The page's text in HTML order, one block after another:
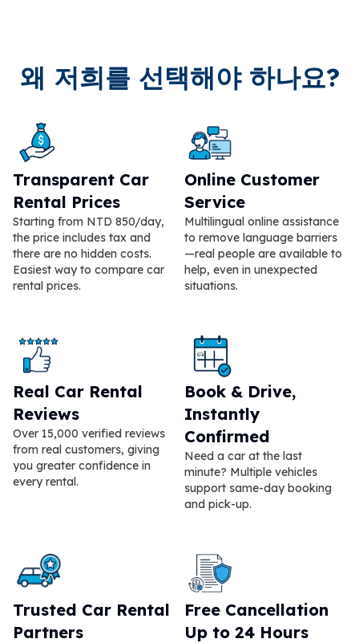
왜 저희를 선택해야 하나요?
Transparent Car
Rental Prices
Starting from NTD 850/day,
the price includes tax and
there are no hidden costs.
Easiest way to compare car
rental prices.
Online Customer
Service
Multilingual online assistance
to remove language barriers
—real people are available to
help, even in unexpected
situations.
Real Car Rental
Reviews
Over 15,000 verified reviews
from real customers, giving
you greater confidence in
every rental.
Book & Drive,
Instantly
Confirmed
Need a car at the last
minute? Multiple vehicles
support same-day booking
and pick-up.
Trusted Car Rental
Partners
Free Cancellation
Up to 24 Hours